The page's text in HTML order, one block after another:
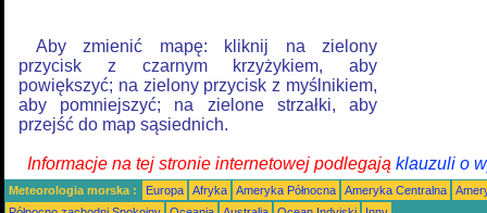
Aby zmienić mapę: kliknij na zielony
przycisk z czarnym krzyżykiem, aby
powiększyć; na zielony przycisk z myślnikiem,
aby pomniejszyć; na zielone strzałki, aby
przejść do map sąsiednich.
Informacje na tej stronie internetowej podlegają klauzuli o
Meteorologia morska : Europa Afryka Ameryka Północna Ameryka Centralna